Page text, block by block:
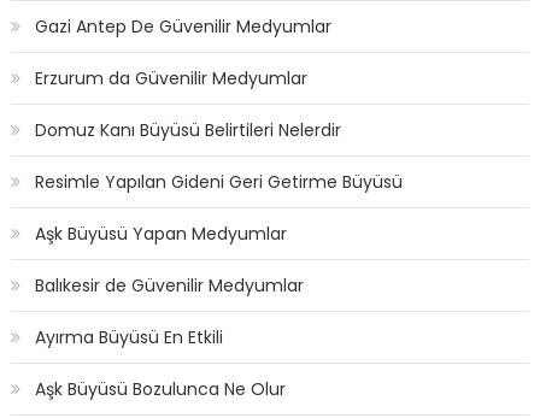
Gazi Antep De Güvenilir Medyumlar
Erzurum da Güvenilir Medyumlar
Domuz Kanı Büyüsü Belirtileri Nelerdir
Resimle Yapılan Gideni Geri Getirme Büyüsü
Aşk Büyüsü Yapan Medyumlar
Balıkesir de Güvenilir Medyumlar
Ayırma Büyüsü En Etkili
Aşk Büyüsü Bozulunca Ne Olur